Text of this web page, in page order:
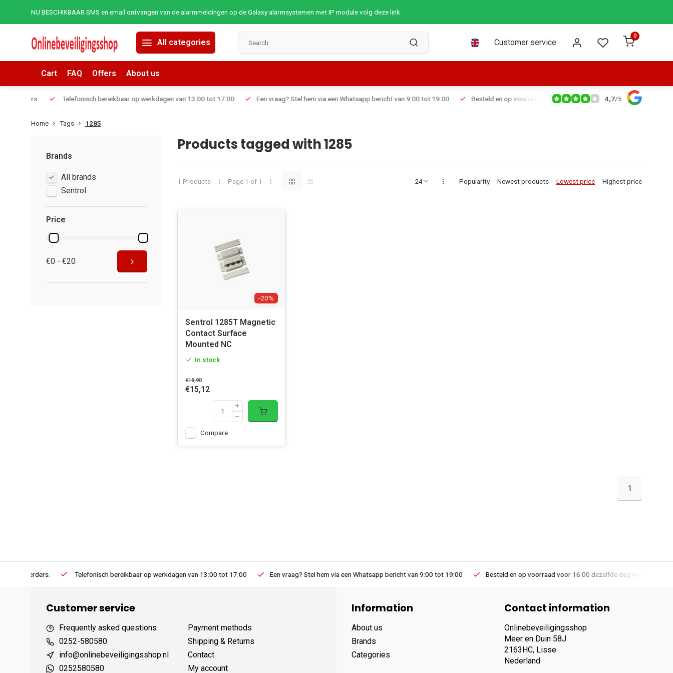
NU BESCHIKBAAR SMS en email ontvangen van de alarmmeldingen op de Galaxy alarmsystemen met IP module volg deze link
All categories Customer service
0
Cart FAQ Offers About us
Telefonisch bereikbaar op werkdagen van 13:00 tot 17:00 Een vraag? Stel hem via een Whatsapp bericht van 9:00 tot 19:00 Besteld en op voorraad voor 16:00 dezelfde dag verzonden via PostNL
4,7/5
Home Tags 1285
Brands
All brands
Sentrol
Price
€0 - €20
Products tagged with 1285
1 Products Page 1 of 1 Popularity Newest products Lowest price Highest price
-20%
Sentrol 1285T Magnetic
Contact Surface
Mounted NC
In stock
€18,90
€15,12
Compare
1
Telefonisch bereikbaar op werkdagen van 13:00 tot 17:00 Een vraag? Stel hem via een Whatsapp bericht van 9:00 tot 19:00 Besteld en op voorraad voor 16:00 dezelfde dag verzonden via PostNL
Customer service
Frequently asked questions
0252-580580
info@onlinebeveiligingsshop.nl
0252580580
Payment methods
Shipping & Returns
Contact
My account
Information
About us
Brands
Categories
Contact information
Onlinebeveiligingsshop
Meer en Duin 58J
2163HC, Lisse
Nederland